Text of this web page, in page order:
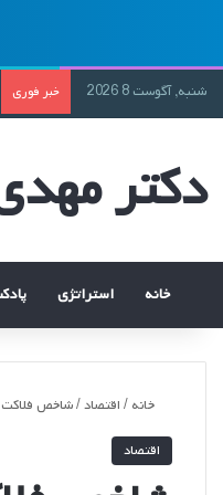
شنبه, آگوست 8 2026 خبر فوری
دکتر
خانه استراتژی
خانه / اقتصاد/شاخص
اقتصاد